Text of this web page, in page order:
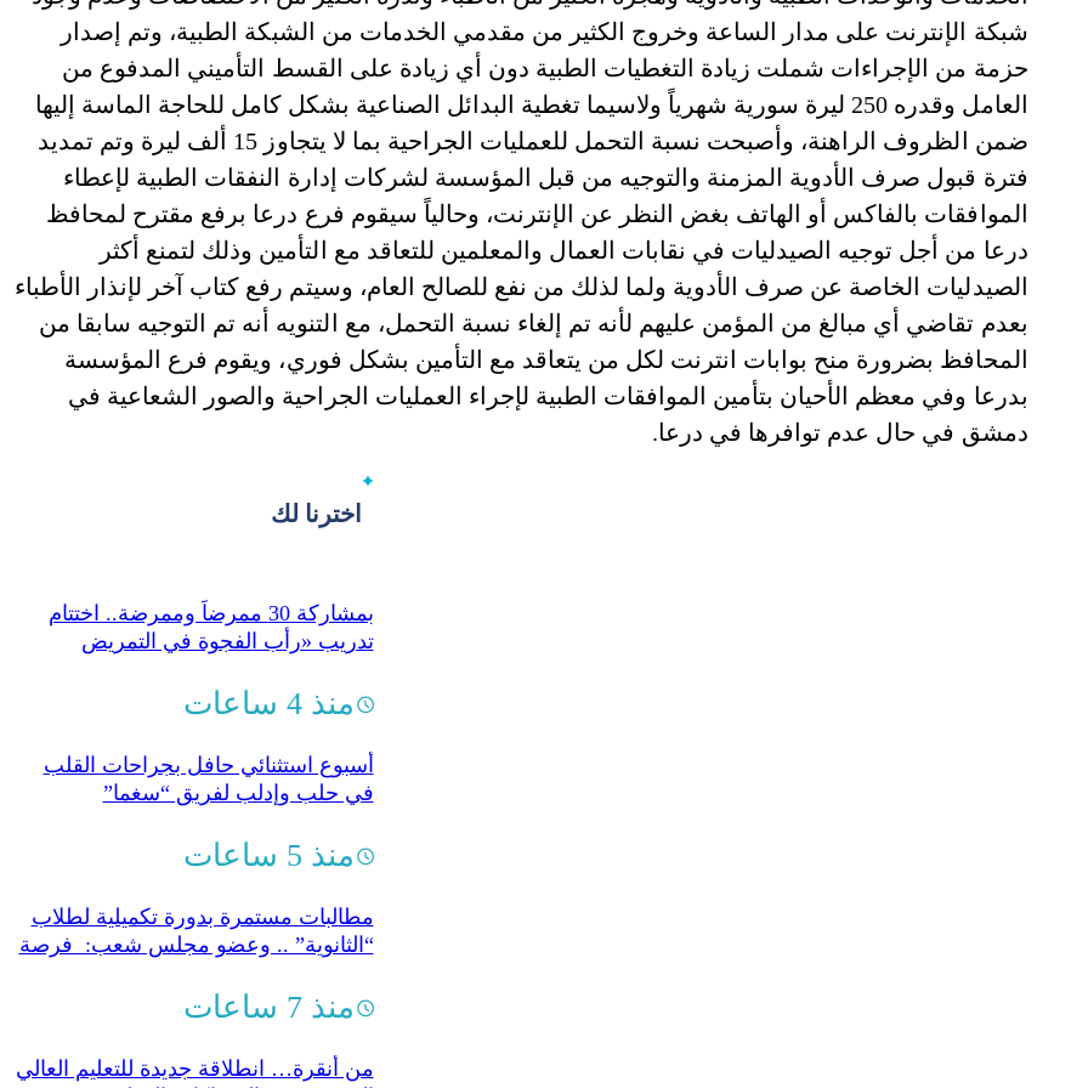
شبكة الإنترنت على مدار الساعة وخروج الكثير من مقدمي الخدمات من الشبكة الطبية، وتم إصدار
حزمة من الإجراءات شملت زيادة التغطيات الطبية دون أي زيادة على القسط التأميني المدفوع من
العامل وقدره 250 ليرة سورية شهرياً ولاسيما تغطية البدائل الصناعية بشكل كامل للحاجة الماسة إليها
ضمن الظروف الراهنة، وأصبحت نسبة التحمل للعمليات الجراحية بما لا يتجاوز 15 ألف ليرة وتم تمديد
فترة قبول صرف الأدوية المزمنة والتوجيه من قبل المؤسسة لشركات إدارة النفقات الطبية لإعطاء
الموافقات بالفاكس أو الهاتف بغض النظر عن الإنترنت، وحالياً سيقوم فرع درعا برفع مقترح لمحافظ
درعا من أجل توجيه الصيدليات في نقابات العمال والمعلمين للتعاقد مع التأمين وذلك لتمنع أكثر
الصيدليات الخاصة عن صرف الأدوية ولما لذلك من نفع للصالح العام، وسيتم رفع كتاب آخر لإنذار الأطباء
بعدم تقاضي أي مبالغ من المؤمن عليهم لأنه تم إلغاء نسبة التحمل، مع التنويه أنه تم التوجيه سابقا من
المحافظ بضرورة منح بوابات انترنت لكل من يتعاقد مع التأمين بشكل فوري، ويقوم فرع المؤسسة
بدرعا وفي معظم الأحيان بتأمين الموافقات الطبية لإجراء العمليات الجراحية والصور الشعاعية في
دمشق في حال عدم توافرها في درعا.
اخترنا لك
بمشاركة 30 ممرضاً وممرضة.. اختتام
تدريب «رأب الفجوة في التمريض
منذ 4 ساعات
أسبوع استثنائي حافل بجراحات القلب
في حلب وإدلب لفريق “سغما”
منذ 5 ساعات
مطالبات مستمرة بدورة تكميلية لطلاب
“الثانوية” .. وعضو مجلس شعب: فرصة
منذ 7 ساعات
من أنقرة… انطلاقة جديدة للتعليم العالي